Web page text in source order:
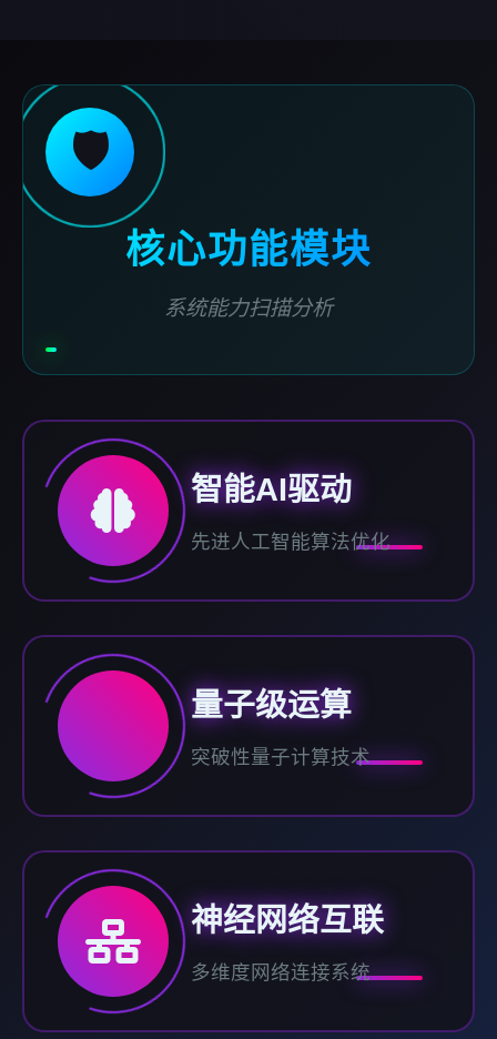
🛡️
核心功能模块
系统能力扫描分析
智能AI驱动
先进人工智能算法优化
量子级运算
突破性量子计算技术
神经网络互联
多维度网络连接系统